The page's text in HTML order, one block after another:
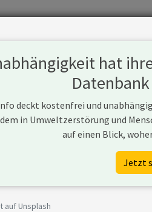
hat
deckt kostenfrei und
in Umweltzerstörung und
auf einen Blick,
Jetzt
auf Unsplash